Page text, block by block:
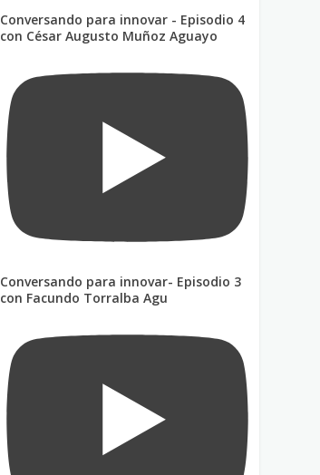
Conversando para innovar - Episodio 4
con César Augusto Muñoz Aguayo
Conversando para innovar- Episodio 3
con Facundo Torralba Agu